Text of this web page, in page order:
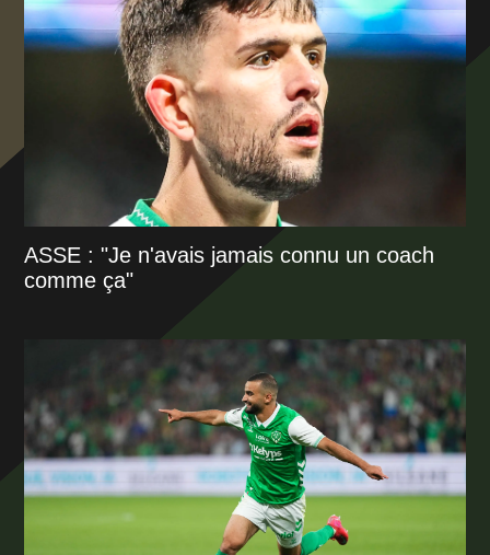
ASSE : "Je n'avais jamais connu un coach
comme ça"